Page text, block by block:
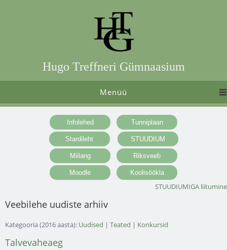
Hugo Treffneri Gümnaasium
Menüü
STUUDIUMIGA liitumine
Veebilehe uudiste arhiiv
Kategooria (2016 aasta): Uudised | Teated | Konkursid
Talvevaheaeg